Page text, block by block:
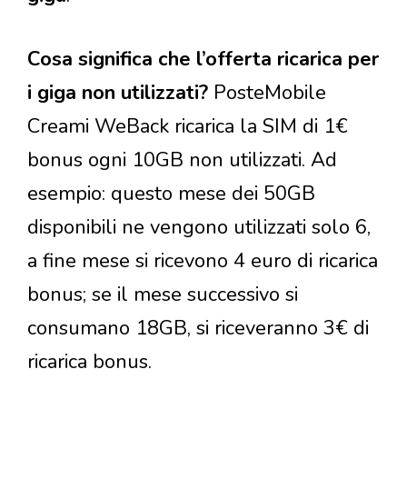
Cosa significa che l’offerta ricarica per
i giga non utilizzati? PosteMobile
Creami WeBack ricarica la SIM di 1€
bonus ogni 10GB non utilizzati. Ad
esempio: questo mese dei 50GB
disponibili ne vengono utilizzati solo 6,
a fine mese si ricevono 4 euro di ricarica
bonus; se il mese successivo si
consumano 18GB, si riceveranno 3€ di
ricarica bonus.